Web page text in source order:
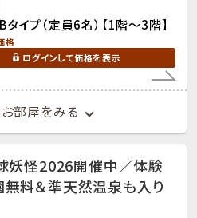
イプ（定員6名）【1階～3階】
格
ログインして価格を表示
部屋をみる
妖怪2026開催中／体験
料＆準天然温泉も入り